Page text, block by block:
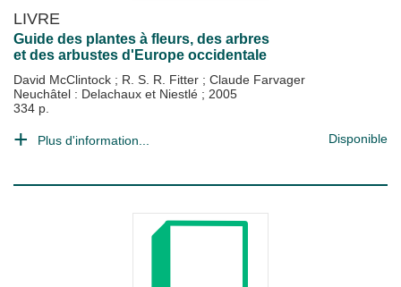
LIVRE
Guide des plantes à fleurs, des arbres
et des arbustes d'Europe occidentale
David McClintock ; R. S. R. Fitter ; Claude Farvager
Neuchâtel : Delachaux et Niestlé ; 2005
334 p.
Plus d'information... Disponible